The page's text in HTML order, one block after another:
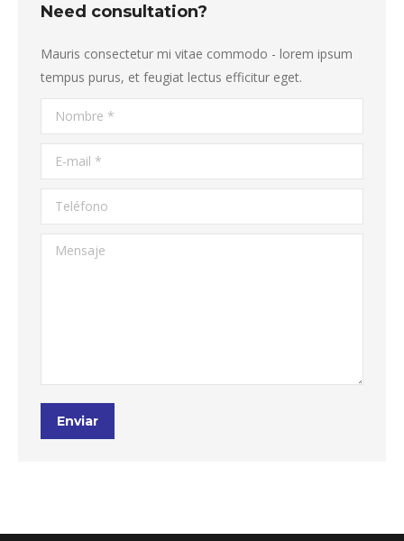
Need consultation?
Mauris consectetur mi vitae commodo - lorem ipsum
tempus purus, et feugiat lectus efficitur eget.
Nombre *
E-mail *
Teléfono
Mensaje
Enviar